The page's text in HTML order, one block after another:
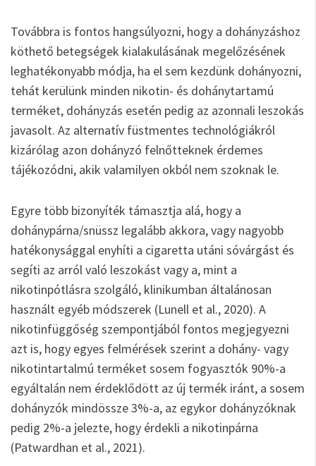
Továbbra is fontos hangsúlyozni, hogy a dohányzáshoz
köthető betegségek kialakulásának megelőzésének
leghatékonyabb módja, ha el sem kezdünk dohányozni,
tehát kerülünk minden nikotin- és dohánytartamú
terméket, dohányzás esetén pedig az azonnali leszokás
javasolt. Az alternatív füstmentes technológiákról
kizárólag azon dohányzó felnőtteknek érdemes
tájékozódni, akik valamilyen okból nem szoknak le.
Egyre több bizonyíték támasztja alá, hogy a
dohánypárna/snüssz legalább akkora, vagy nagyobb
hatékonysággal enyhíti a cigaretta utáni sóvárgást és
segíti az arról való leszokást vagy a, mint a
nikotinpótlásra szolgáló, klinikumban általánosan
használt egyéb módszerek (Lunell et al., 2020). A
nikotinfüggőség szempontjából fontos megjegyezni
azt is, hogy egyes felmérések szerint a dohány- vagy
nikotintartalmú terméket sosem fogyasztók 90%-a
egyáltalán nem érdeklődött az új termék iránt, a sosem
dohányzók mindössze 3%-a, az egykor dohányzóknak
pedig 2%-a jelezte, hogy érdekli a nikotinpárna
(Patwardhan et al., 2021).